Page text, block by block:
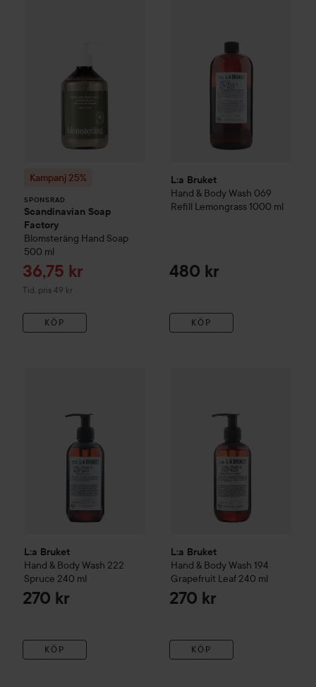
Kampanj 25%
SPONSRAD
Scandinavian Soap
Factory
Blomsteräng Hand Soap
500 ml
Reapris
36,75 kr
Tid. pris 49 kr
Tidigare pris 49 kr
KÖP
L:a Bruket
Hand & Body Wash 069
Refill Lemongrass 1000 ml
480 kr
KÖP
L:a Bruket
Hand & Body Wash 222
Spruce 240 ml
270 kr
KÖP
L:a Bruket
Hand & Body Wash 194
Grapefruit Leaf 240 ml
270 kr
KÖP